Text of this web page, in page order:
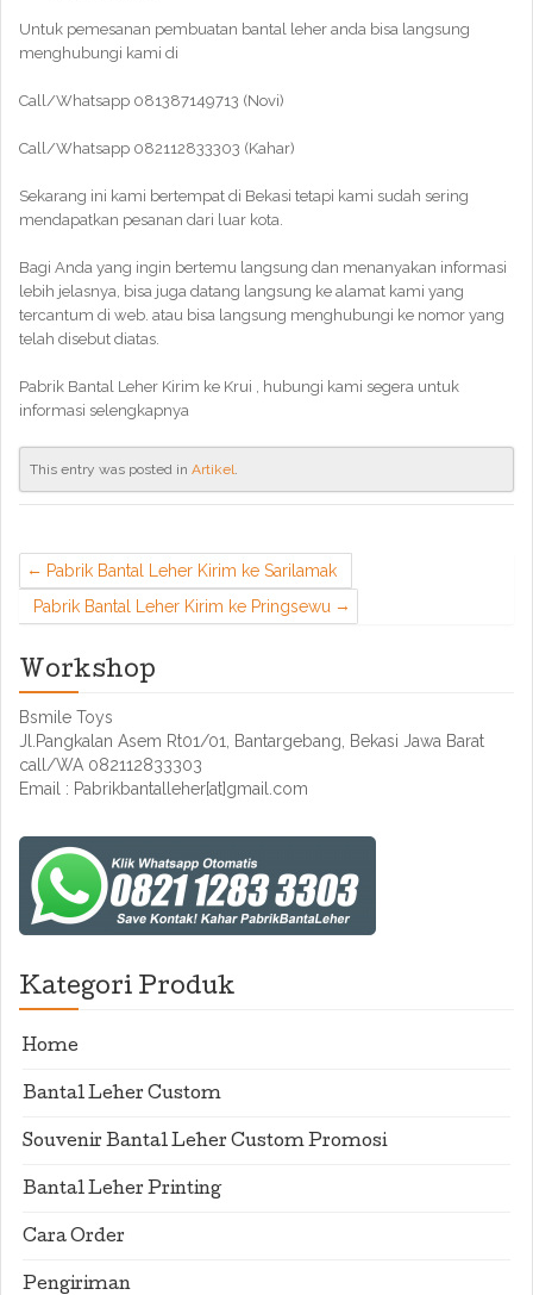
Untuk pemesanan pembuatan bantal leher anda bisa langsung
menghubungi kami di
Call/Whatsapp 081387149713 (Novi)
Call/Whatsapp 082112833303 (Kahar)
Sekarang ini kami bertempat di Bekasi tetapi kami sudah sering
mendapatkan pesanan dari luar kota.
Bagi Anda yang ingin bertemu langsung dan menanyakan informasi
lebih jelasnya, bisa juga datang langsung ke alamat kami yang
tercantum di web. atau bisa langsung menghubungi ke nomor yang
telah disebut diatas.
Pabrik Bantal Leher Kirim ke Krui , hubungi kami segera untuk
informasi selengkapnya
This entry was posted in Artikel.
Pabrik Bantal Leher Kirim ke Sarilamak
Pabrik Bantal Leher Kirim ke Pringsewu
Workshop
Bsmile Toys
Jl.Pangkalan Asem Rt01/01, Bantargebang, Bekasi Jawa Barat
call/WA 082112833303
Email : Pabrikbantalleher[at]gmail.com
Kategori Produk
Home
Bantal Leher Custom
Souvenir Bantal Leher Custom Promosi
Bantal Leher Printing
Cara Order
Pengiriman